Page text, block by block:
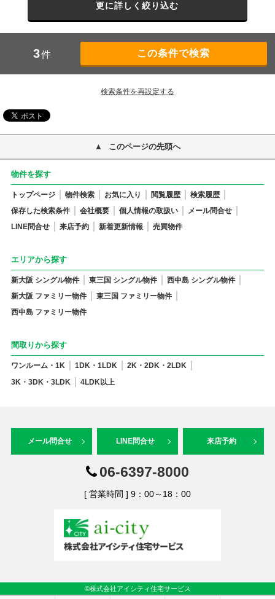
更に詳しく絞り込む
3件
検索条件を再設定する
このページの先頭へ
物件を探す
トップページ 物件検索 お気に入り 閲覧履歴
検索履歴
保存した検索条件
会社概要 個人情報の取扱い
メール問合せ
LINE問合せ
来店予約 新着更新情報 売買物件
エリアから探す
新大阪 シングル物件 東三国 シングル物件
西中島 シングル物件
新大阪 ファミリー物件
東三国 ファミリー物件
西中島 ファミリー物件
間取りから探す
ワンルーム・1K 1DK・1LDK
2K・2DK・2LDK
3K・3DK・3LDK
4LDK以上
メール問合せ LINE問合せ 来店予約
06-6397-8000
[ 営業時間 ] 9：00～18：00
©株式会社アイシティ住宅サービス